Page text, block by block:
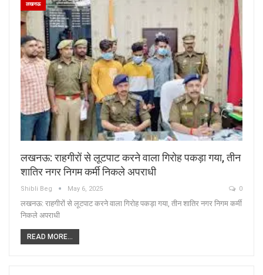
लखनऊ
लखनऊ: राहगीरों से लूटपाट करने वाला गिरोह पकड़ा गया, तीन
शातिर नगर निगम कर्मी निकले अपराधी
Shibli Beg May 6, 2025 0
लखनऊ: राहगीरों से लूटपाट करने वाला गिरोह पकड़ा गया, तीन शातिर नगर निगम कर्मी
निकले अपराधी
READ MORE...